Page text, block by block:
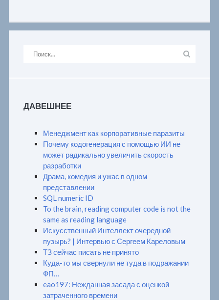
ДАВЕШНЕЕ
Менеджмент как корпоративные паразиты
Почему кодогенерация с помощью ИИ не
может радикально увеличить скорость
разработки
Драма, комедия и ужас в одном
представлении
SQL numeric ID
To the brain, reading computer code is not the
same as reading language
Искусственный Интеллект очередной
пузырь? | Интервью с Сергеем Кареловым
ТЗ сейчас писать не принято
Куда-то мы свернули не туда в подражании
ФП…
eao197: Нежданная засада с оценкой
затраченного времени